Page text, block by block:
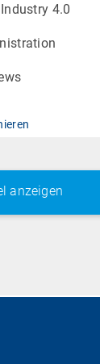
4.0
anzeigen